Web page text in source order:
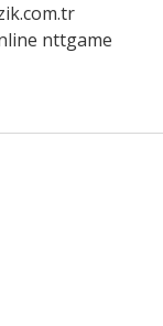
nttgame